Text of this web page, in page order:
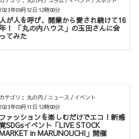
人が人を呼び、開業から愛され続けて16
！ 「丸の内ハウス」の玉田さんに会
ってみた
年09月12日 12時00分
カテゴリ： 丸の内 / ニュース / イベント
ファッションを楽しむだけでエコ！新感
SDGsイベント「LIVE STOCK
in MARUNOUCHI」開催
年09月11日 12時00分